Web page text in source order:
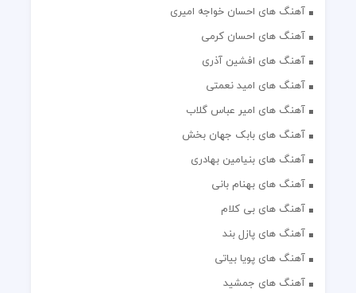
آهنگ های احسان خواجه امیری
آهنگ های احسان کرمی
آهنگ های افشین آذری
آهنگ های امید نعمتی
آهنگ های امیر عباس گلاب
آهنگ های بابک جهان بخش
آهنگ های بنیامین بهادری
آهنگ های بهنام بانی
آهنگ های بی کلام
آهنگ های پازل بند
آهنگ های پویا بیاتی
آهنگ های جمشید